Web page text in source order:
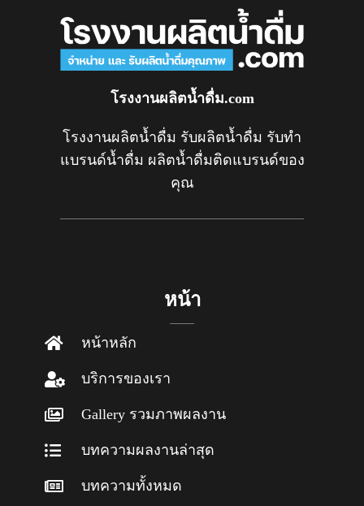
โรงงานผลิตน้ำดื่ม.com
โรงงานผลิตน้ำดื่ม รับผลิตน้ำดื่ม รับทำ
แบรนด์น้ำดื่ม ผลิตน้ำดื่มติดแบรนด์ของ
คุณ
หน้า
หน้าหลัก
บริการของเรา
Gallery รวมภาพผลงาน
บทความผลงานล่าสุด
บทความทั้งหมด